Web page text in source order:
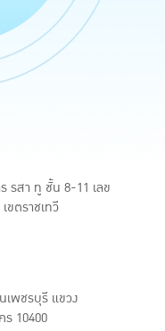
รสา ทู ชั้น 8-11 เลข
ตราชเทวี
เพชรบุรี แขวง
10400